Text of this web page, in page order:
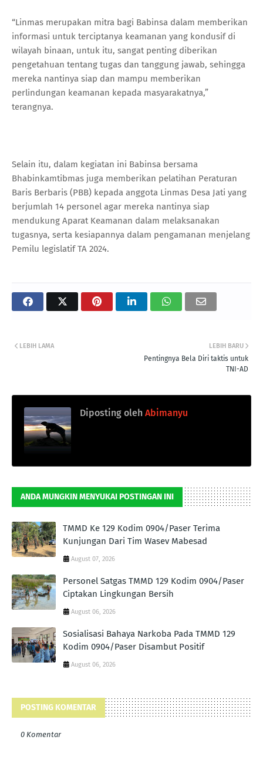
“Linmas merupakan mitra bagi Babinsa dalam memberikan
informasi untuk terciptanya keamanan yang kondusif di
wilayah binaan, untuk itu, sangat penting diberikan
pengetahuan tentang tugas dan tanggung jawab, sehingga
mereka nantinya siap dan mampu memberikan
perlindungan keamanan kepada masyarakatnya,”
terangnya.
Selain itu, dalam kegiatan ini Babinsa bersama
Bhabinkamtibmas juga memberikan pelatihan Peraturan
Baris Berbaris (PBB) kepada anggota Linmas Desa Jati yang
berjumlah 14 personel agar mereka nantinya siap
mendukung Aparat Keamanan dalam melaksanakan
tugasnya, serta kesiapannya dalam pengamanan menjelang
Pemilu legislatif TA 2024.
LEBIH BARU
Pentingnya Bela Diri taktis untuk
TNI-AD
LEBIH LAMA
Diposting oleh Abimanyu
ANDA MUNGKIN MENYUKAI POSTINGAN INI
TMMD Ke 129 Kodim 0904/Paser Terima
Kunjungan Dari Tim Wasev Mabesad
August 07, 2026
Personel Satgas TMMD 129 Kodim 0904/Paser
Ciptakan Lingkungan Bersih
August 06, 2026
Sosialisasi Bahaya Narkoba Pada TMMD 129
Kodim 0904/Paser Disambut Positif
August 06, 2026
POSTING KOMENTAR
0 Komentar